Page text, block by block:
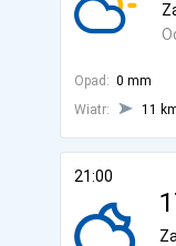
Opad: 0 mm
Wiatr:
11
21:00